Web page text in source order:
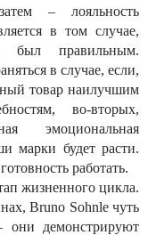
– лояльность
в том случае,
был правильным.
в случае, если,
товар наилучшим
во-вторых,
эмоциональная
марки будет расти.
работать.
жизненного цикла.
Bruno Sohnle чуть
демонстрируют